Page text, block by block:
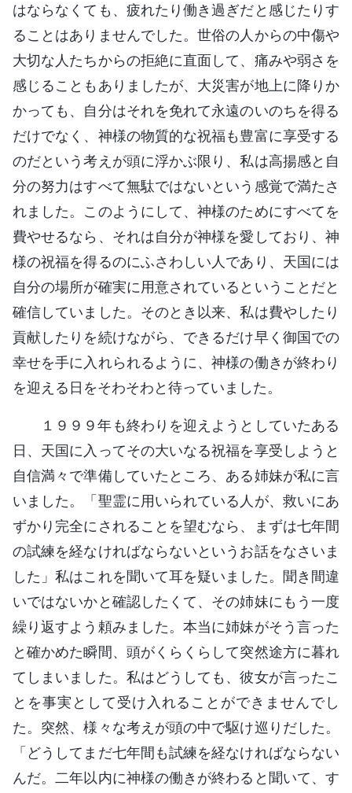
はならなくても、疲れたり働き過ぎだと感じたりす
ることはありませんでした。世俗の人からの中傷や
大切な人たちからの拒絶に直面して、痛みや弱さを
感じることもありましたが、大災害が地上に降りか
かっても、自分はそれを免れて永遠のいのちを得る
だけでなく、神様の物質的な祝福も豊富に享受する
のだという考えが頭に浮かぶ限り、私は高揚感と自
分の努力はすべて無駄ではないという感覚で満たさ
れました。このようにして、神様のためにすべてを
費やせるなら、それは自分が神様を愛しており、神
様の祝福を得るのにふさわしい人であり、天国には
自分の場所が確実に用意されているということだと
確信していました。そのとき以来、私は費やしたり
貢献したりを続けながら、できるだけ早く御国での
幸せを手に入れられるように、神様の働きが終わり
を迎える日をそわそわと待っていました。
１９９９年も終わりを迎えようとしていたある
日、天国に入ってその大いなる祝福を享受しようと
自信満々で準備していたところ、ある姉妹が私に言
いました。「聖霊に用いられている人が、救いにあ
ずかり完全にされることを望むなら、まずは七年間
の試練を経なければならないというお話をなさいま
した」私はこれを聞いて耳を疑いました。聞き間違
いではないかと確認したくて、その姉妹にもう一度
繰り返すよう頼みました。本当に姉妹がそう言った
と確かめた瞬間、頭がくらくらして突然途方に暮れ
てしまいました。私はどうしても、彼女が言ったこ
とを事実として受け入れることができませんでし
た。突然、様々な考えが頭の中で駆け巡りだした。
「どうしてまだ七年間も試練を経なければならない
んだ。二年以内に神様の働きが終わると聞いて、す